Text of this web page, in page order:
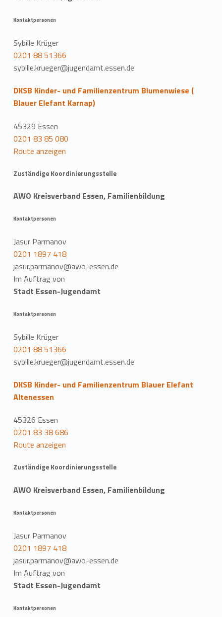
Kontaktpersonen
Sybille Krüger
0201 88 51366
sybille.krueger@jugendamt.essen.de
DKSB Kinder- und Familienzentrum Blumenwiese (
Blauer Elefant Karnap)
45329 Essen
0201 83 85 080
Route anzeigen
Zuständige Koordinierungsstelle
AWO Kreisverband Essen, Familienbildung
Kontaktpersonen
Jasur Parmanov
0201 1897 418
jasur.parmanov@awo-essen.de
Im Auftrag von
Stadt Essen-Jugendamt
Kontaktpersonen
Sybille Krüger
0201 88 51366
sybille.krueger@jugendamt.essen.de
DKSB Kinder- und Familienzentrum Blauer Elefant
Altenessen
45326 Essen
0201 83 38 686
Route anzeigen
Zuständige Koordinierungsstelle
AWO Kreisverband Essen, Familienbildung
Kontaktpersonen
Jasur Parmanov
0201 1897 418
jasur.parmanov@awo-essen.de
Im Auftrag von
Stadt Essen-Jugendamt
Kontaktpersonen